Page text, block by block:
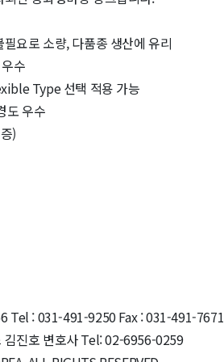
요로 소량, 다품종 생산에 유리
수
Type 선택 적용 가능
도 우수
)
Tel : 031-491-9250 Fax : 031-491-7671
김진호 변호사 Tel: 02-6956-0259